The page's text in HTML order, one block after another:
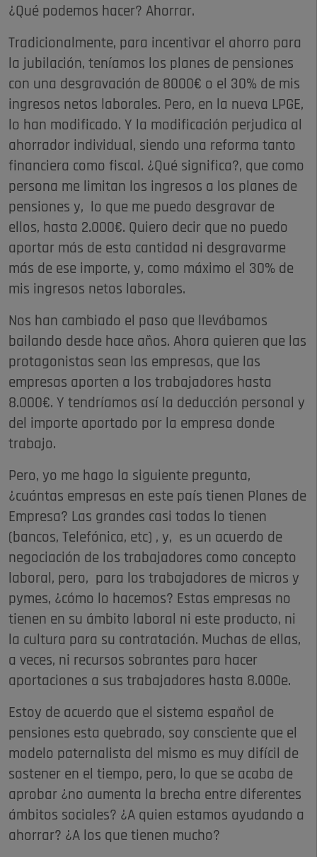
¿Qué podemos hacer? Ahorrar.
Tradicionalmente, para incentivar el ahorro para
la jubilación, teníamos los planes de pensiones
con una desgravación de 8000€ o el 30% de mis
ingresos netos laborales. Pero, en la nueva LPGE,
lo han modificado. Y la modificación perjudica al
ahorrador individual, siendo una reforma tanto
financiera como fiscal. ¿Qué significa?, que como
persona me limitan los ingresos a los planes de
pensiones y, lo que me puedo desgravar de
ellos, hasta 2.000€. Quiero decir que no puedo
aportar más de esta cantidad ni desgravarme
más de ese importe, y, como máximo el 30% de
mis ingresos netos laborales.
Nos han cambiado el paso que llevábamos
bailando desde hace años. Ahora quieren que las
protagonistas sean las empresas, que las
empresas aporten a los trabajadores hasta
8.000€. Y tendríamos así la deducción personal y
del importe aportado por la empresa donde
trabajo.
Pero, yo me hago la siguiente pregunta,
¿cuántas empresas en este país tienen Planes de
Empresa? Las grandes casi todas lo tienen
(bancos, Telefónica, etc) , y, es un acuerdo de
negociación de los trabajadores como concepto
laboral, pero, para los trabajadores de micros y
pymes, ¿cómo lo hacemos? Estas empresas no
tienen en su ámbito laboral ni este producto, ni
la cultura para su contratación. Muchas de ellas,
a veces, ni recursos sobrantes para hacer
aportaciones a sus trabajadores hasta 8.000e.
Estoy de acuerdo que el sistema español de
pensiones esta quebrado, soy consciente que el
modelo paternalista del mismo es muy difícil de
sostener en el tiempo, pero, lo que se acaba de
aprobar ¿no aumenta la brecha entre diferentes
ámbitos sociales? ¿A quien estamos ayudando a
ahorrar? ¿A los que tienen mucho?